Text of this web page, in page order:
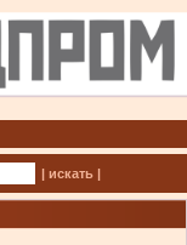
| искать |